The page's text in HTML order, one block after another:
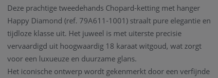
Deze prachtige tweedehands Chopard-ketting met hanger
Happy Diamond (ref. 79A611-1001) straalt pure elegantie en
tijdloze klasse uit. Het juweel is met uiterste precisie
vervaardigd uit hoogwaardig 18 karaat witgoud, wat zorgt
voor een luxueuze en duurzame glans.
Het iconische ontwerp wordt gekenmerkt door een verfijnde